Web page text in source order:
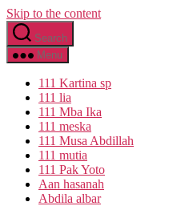
Skip to the content
Search
Menu
111 Kartina sp
111 lia
111 Mba Ika
111 meska
111 Musa Abdillah
111 mutia
111 Pak Yoto
Aan hasanah
Abdila albar